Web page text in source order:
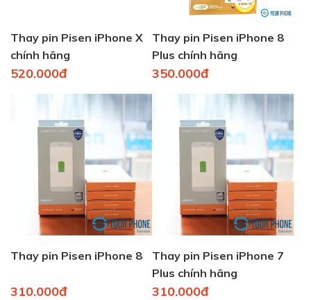
Thay pin Pisen iPhone X
chính hãng
520.000đ
Thay pin Pisen iPhone 8
Plus chính hãng
350.000đ
Thay pin Pisen iPhone 8
310.000đ
Thay pin Pisen iPhone 7
Plus chính hãng
310.000đ